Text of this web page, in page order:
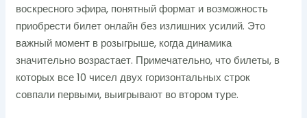
воскресного эфира, понятный формат и возможность
приобрести билет онлайн без излишних усилий. Это
важный момент в розыгрыше, когда динамика
значительно возрастает. Примечательно, что билеты, в
которых все 10 чисел двух горизонтальных строк
совпали первыми, выигрывают во втором туре.